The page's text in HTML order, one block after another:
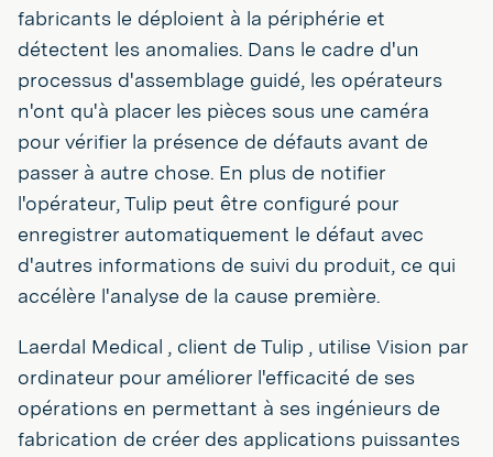
fabricants le déploient à la périphérie et
détectent les anomalies. Dans le cadre d'un
processus d'assemblage guidé, les opérateurs
n'ont qu'à placer les pièces sous une caméra
pour vérifier la présence de défauts avant de
passer à autre chose. En plus de notifier
l'opérateur, Tulip peut être configuré pour
enregistrer automatiquement le défaut avec
d'autres informations de suivi du produit, ce qui
accélère l'analyse de la cause première.
Laerdal Medical , client de Tulip , utilise Vision par
ordinateur pour améliorer l'efficacité de ses
opérations en permettant à ses ingénieurs de
fabrication de créer des applications puissantes